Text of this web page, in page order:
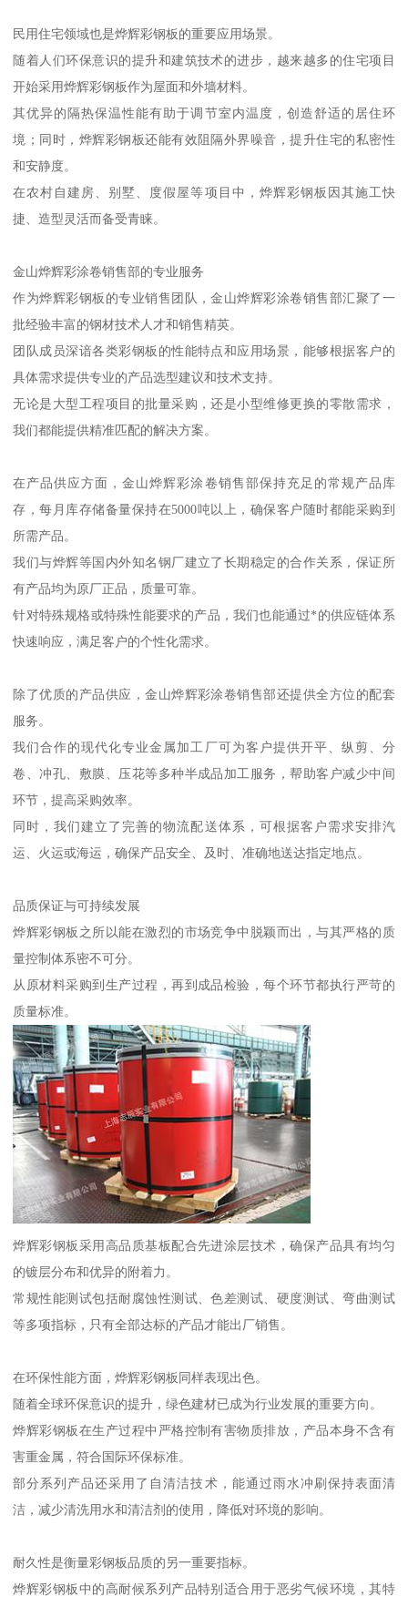
民用住宅领域也是烨辉彩钢板的重要应用场景。
随着人们环保意识的提升和建筑技术的进步，越来越多的住宅项目
开始采用烨辉彩钢板作为屋面和外墙材料。
其优异的隔热保温性能有助于调节室内温度，创造舒适的居住环
境；同时，烨辉彩钢板还能有效阻隔外界噪音，提升住宅的私密性
和安静度。
在农村自建房、别墅、度假屋等项目中，烨辉彩钢板因其施工快
捷、造型灵活而备受青睐。
金山烨辉彩涂卷销售部的专业服务
作为烨辉彩钢板的专业销售团队，金山烨辉彩涂卷销售部汇聚了一
批经验丰富的钢材技术人才和销售精英。
团队成员深谙各类彩钢板的性能特点和应用场景，能够根据客户的
具体需求提供专业的产品选型建议和技术支持。
无论是大型工程项目的批量采购，还是小型维修更换的零散需求，
我们都能提供精准匹配的解决方案。
在产品供应方面，金山烨辉彩涂卷销售部保持充足的常规产品库
存，每月库存储备量保持在5000吨以上，确保客户随时都能采购到
所需产品。
我们与烨辉等国内外知名钢厂建立了长期稳定的合作关系，保证所
有产品均为原厂正品，质量可靠。
针对特殊规格或特殊性能要求的产品，我们也能通过*的供应链体系
快速响应，满足客户的个性化需求。
除了优质的产品供应，金山烨辉彩涂卷销售部还提供全方位的配套
服务。
我们合作的现代化专业金属加工厂可为客户提供开平、纵剪、分
卷、冲孔、敷膜、压花等多种半成品加工服务，帮助客户减少中间
环节，提高采购效率。
同时，我们建立了完善的物流配送体系，可根据客户需求安排汽
运、火运或海运，确保产品安全、及时、准确地送达指定地点。
品质保证与可持续发展
烨辉彩钢板之所以能在激烈的市场竞争中脱颖而出，与其严格的质
量控制体系密不可分。
从原材料采购到生产过程，再到成品检验，每个环节都执行严苛的
质量标准。
烨辉彩钢板采用高品质基板配合先进涂层技术，确保产品具有均匀
的镀层分布和优异的附着力。
常规性能测试包括耐腐蚀性测试、色差测试、硬度测试、弯曲测试
等多项指标，只有全部达标的产品才能出厂销售。
在环保性能方面，烨辉彩钢板同样表现出色。
随着全球环保意识的提升，绿色建材已成为行业发展的重要方向。
烨辉彩钢板在生产过程中严格控制有害物质排放，产品本身不含有
害重金属，符合国际环保标准。
部分系列产品还采用了自清洁技术，能通过雨水冲刷保持表面清
洁，减少清洗用水和清洁剂的使用，降低对环境的影响。
耐久性是衡量彩钢板品质的另一重要指标。
烨辉彩钢板中的高耐候系列产品特别适合用于恶劣气候环境，其特